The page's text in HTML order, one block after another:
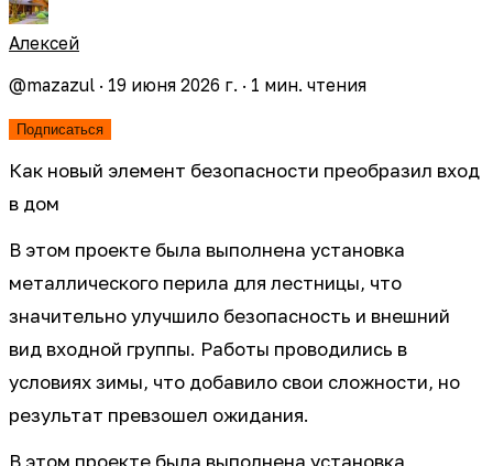
Алексей
@mazazul · 19 июня 2026 г. · 1 мин. чтения
Подписаться
Как новый элемент безопасности преобразил вход
в дом
В этом проекте была выполнена установка
металлического перила для лестницы, что
значительно улучшило безопасность и внешний
вид входной группы. Работы проводились в
условиях зимы, что добавило свои сложности, но
результат превзошел ожидания.
В этом проекте была выполнена установка